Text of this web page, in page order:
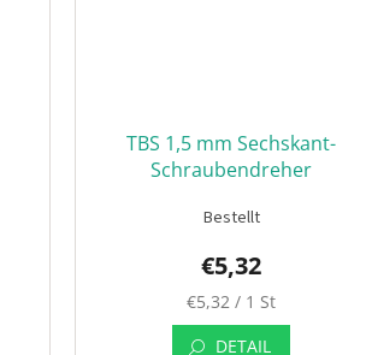
TBS 1,5 mm Sechskant-
Schraubendreher
Bestellt
€5,32
Verkaufspreis:
€5,32 / 1 St
DETAIL